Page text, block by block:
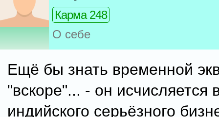
Карма 248
О себе
Ещё бы знать временной
"вскоре"... - он исчисляется
индийского серьёзного